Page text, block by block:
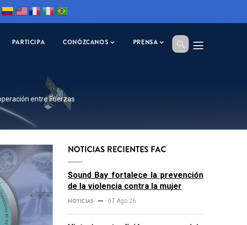
PARTICIPA CONÓZCANOS PRENSA
entre Fuerzas
NOTICIAS RECIENTES FAC
Sound Bay fortalece la prevención
de la violencia contra la mujer
NOTICIAS 07 Ago 26